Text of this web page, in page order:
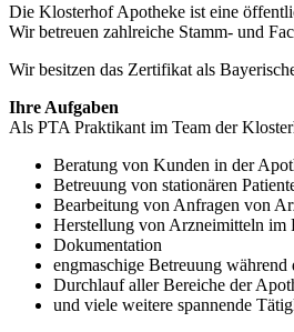
Die Klosterhof Apotheke ist eine
Wir betreuen zahlreiche Stamm- und
Wir besitzen das Zertifikat als
Ihre Aufgaben
Als PTA Praktikant im Team der
Beratung von Kunden in der
Betreuung von stationären
Bearbeitung von Anfragen von
Herstellung von Arzneimitteln im
Dokumentation
engmaschige Betreuung
Durchlauf aller Bereiche der
und viele weitere spannende